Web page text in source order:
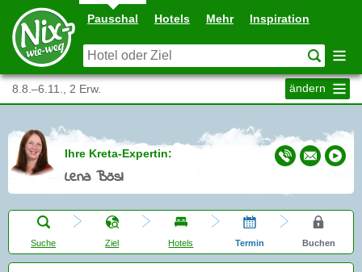
Pauschal Hotels Mehr Inspiration
8.8.–6.11., 2 Erw. ändern
Ihre Kreta-Expertin:
Lena Bösl
Suche Ziel Hotels Termin Buchen